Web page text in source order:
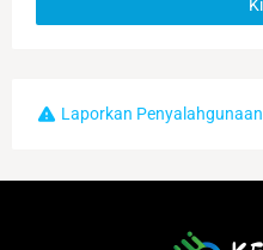
Laporkan Penyalahgunaan